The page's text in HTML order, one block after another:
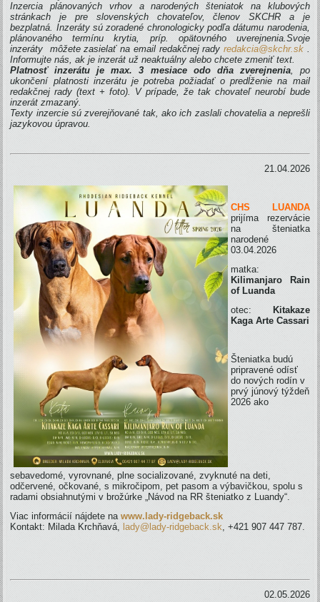
Inzercia plánovaných vrhov a narodených šteniatok na klubových
stránkach je pre slovenských chovateľov, členov SKCHR a je
bezplatná. Inzeráty sú zoradené chronologicky podľa dátumu narodenia,
plánovaného termínu krytia, príp. opätovného uverejnenia.Svoje
inzeráty môžete zasielať na email redakčnej rady redakcia@skchr.sk.
Informujte nás, ak je inzerát už neaktuálny alebo chcete zmeniť text.
Platnosť inzerátu je max. 3 mesiace odo dňa zverejnenia, po
ukončení platnosti inzerátu je potreba požiadať o predĺženie na mail
redakčnej rady (text + foto). V prípade, že tak chovateľ neurobí bude
inzerát zmazaný.
Texty inzercie sú zverejňované tak, ako ich zaslali chovatelia a neprešli
jazykovou úpravou.
21.04.2026
CHS LUANDA
prijíma rezervácie
na šteniatka
narodené
03.04.2026
matka:
Kilimanjaro Rain
of Luanda
otec:
Kitakaze
Kaga Arte Cassari
Šteniatka budú
pripravené odísť
do nových rodín v
prvý júnový týždeň
2026 ako
sebavedomé, vyrovnané, plne socializované, zvyknuté na deti,
odčervené, očkované, s mikročipom, pet pasom a výbavičkou, spolu s
radami obsiahnutými v brožúrke „Návod na RR šteniatko z Luandy“.
Viac informácií nájdete nawww.lady-ridgeback.sk
Kontakt: Milada Krchňavá, lady@lady-ridgeback.sk, +421 907 447 787.
02.05.2026